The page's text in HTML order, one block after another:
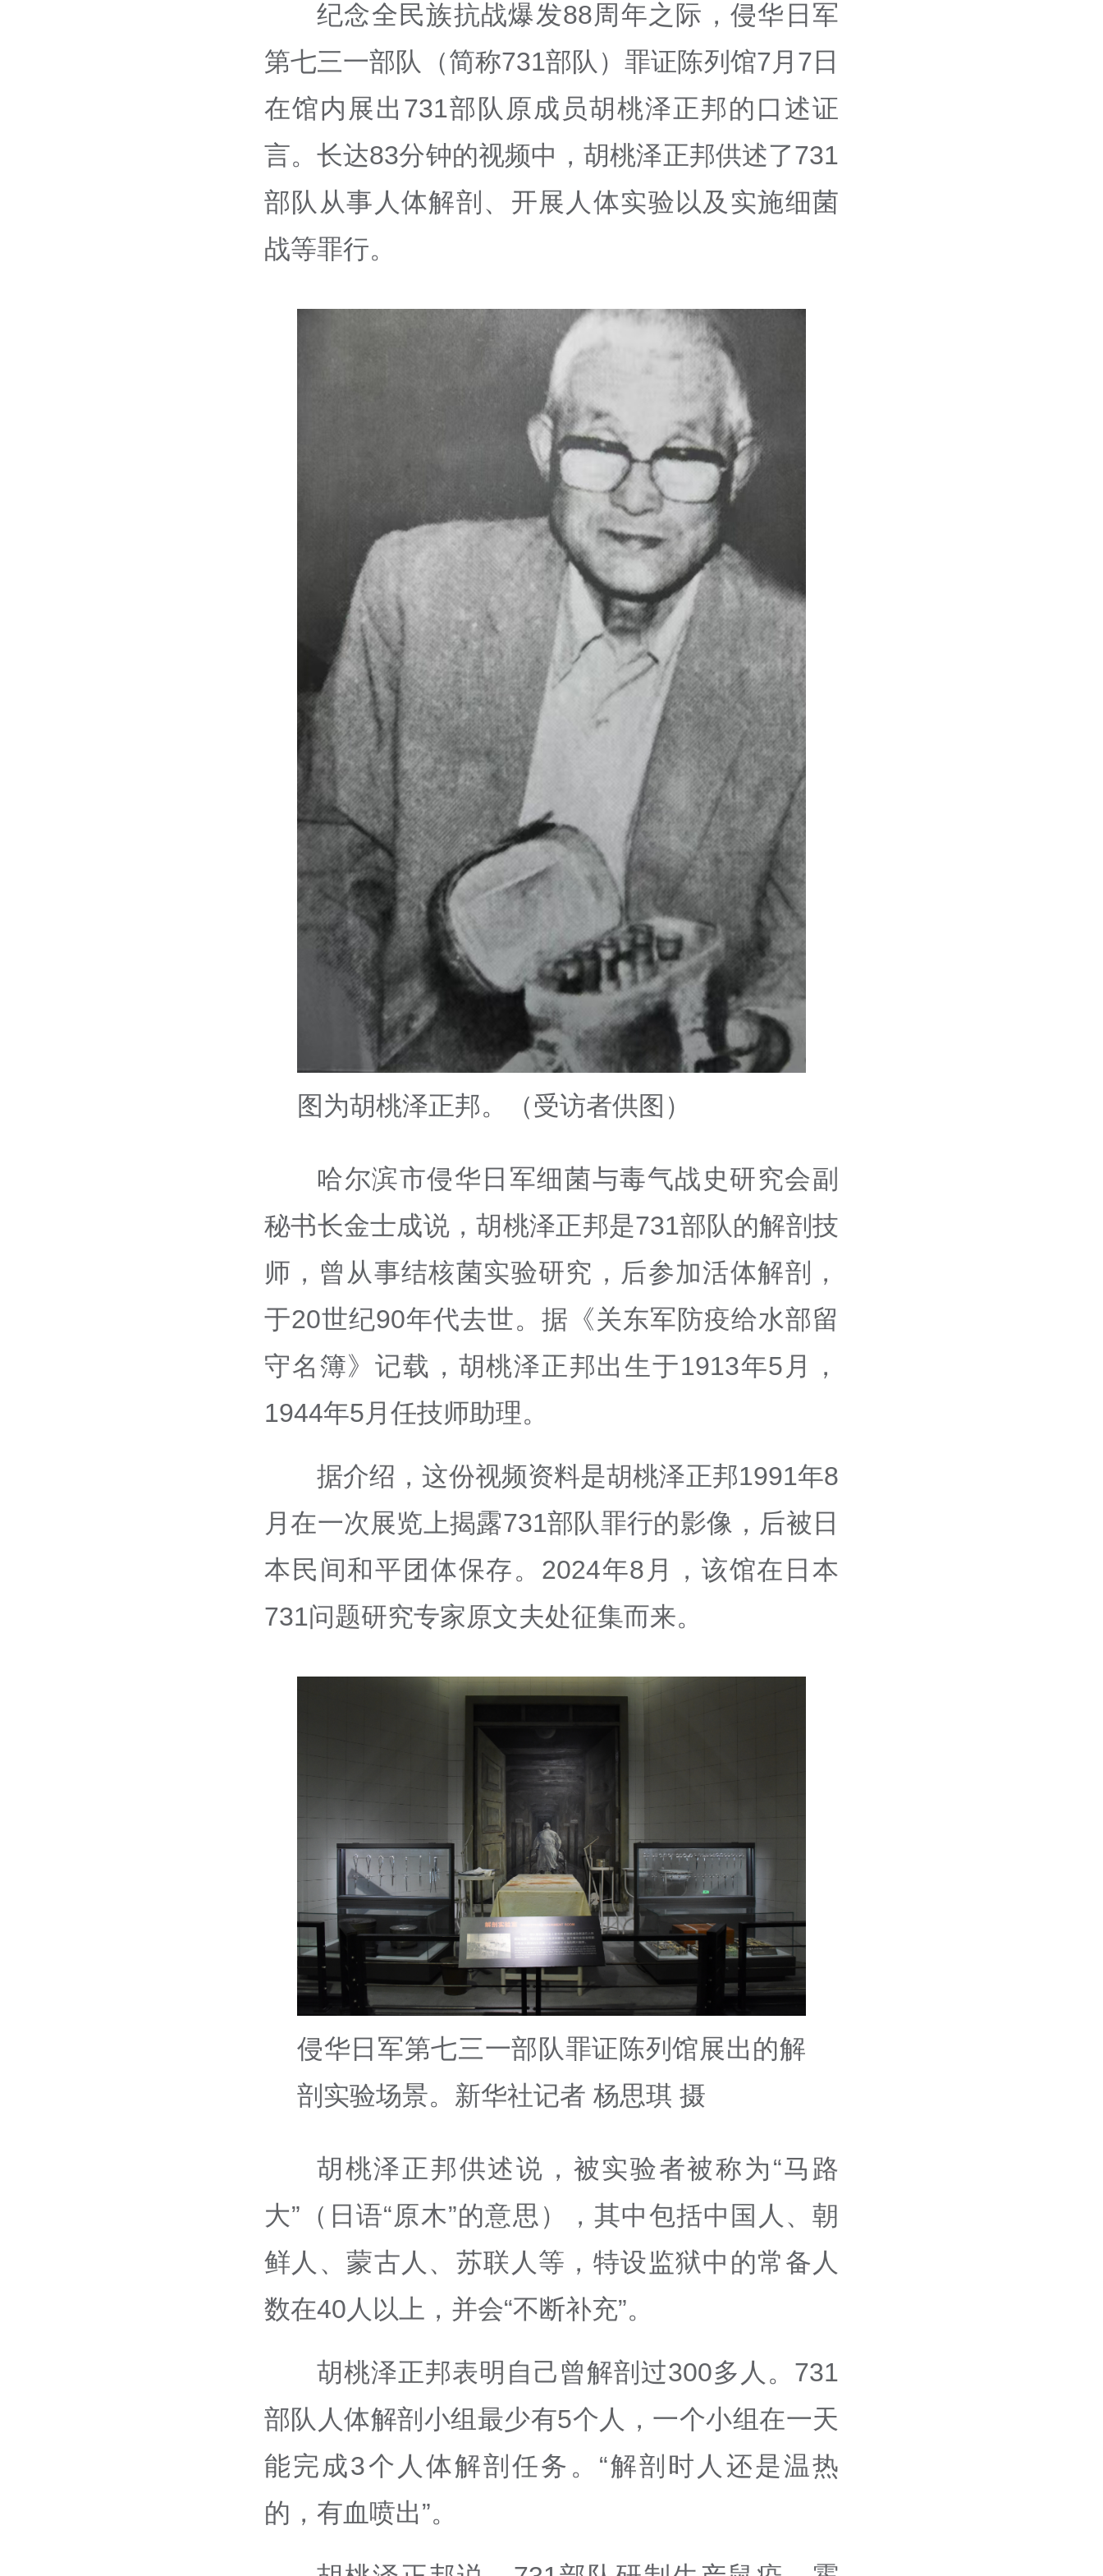
纪念全民族抗战爆发88周年之际，侵华日军
第七三一部队（简称731部队）罪证陈列馆7月7日
在馆内展出731部队原成员胡桃泽正邦的口述证
言。长达83分钟的视频中，胡桃泽正邦供述了731
部队从事人体解剖、开展人体实验以及实施细菌
战等罪行。
图为胡桃泽正邦。（受访者供图）
哈尔滨市侵华日军细菌与毒气战史研究会副
秘书长金士成说，胡桃泽正邦是731部队的解剖技
师，曾从事结核菌实验研究，后参加活体解剖，
于20世纪90年代去世。据《关东军防疫给水部留
守名簿》记载，胡桃泽正邦出生于1913年5月，
1944年5月任技师助理。
据介绍，这份视频资料是胡桃泽正邦1991年8
月在一次展览上揭露731部队罪行的影像，后被日
本民间和平团体保存。2024年8月，该馆在日本
731问题研究专家原文夫处征集而来。
侵华日军第七三一部队罪证陈列馆展出的解
剖实验场景。新华社记者 杨思琪 摄
胡桃泽正邦供述说，被实验者被称为“马路
大”（日语“原木”的意思），其中包括中国人、朝
鲜人、蒙古人、苏联人等，特设监狱中的常备人
数在40人以上，并会“不断补充”。
胡桃泽正邦表明自己曾解剖过300多人。731
部队人体解剖小组最少有5个人，一个小组在一天
能完成3个人体解剖任务。“解剖时人还是温热
的，有血喷出”。